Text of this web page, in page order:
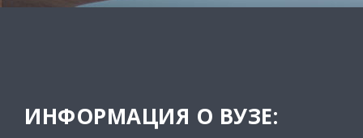
ИНФОРМАЦИЯ О ВУЗЕ: